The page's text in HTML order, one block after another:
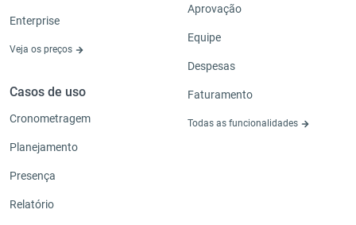
Enterprise
Veja os preços
Casos de uso
Cronometragem
Planejamento
Presença
Relatório
Aprovação
Equipe
Despesas
Faturamento
Todas as funcionalidades